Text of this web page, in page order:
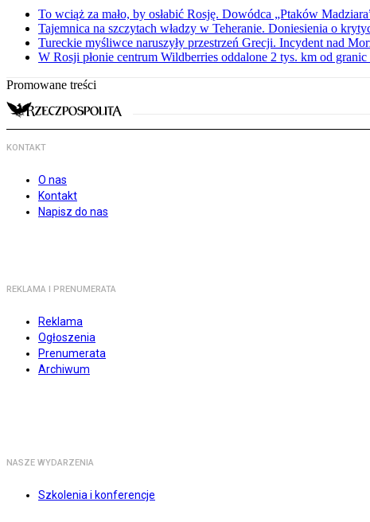
To wciąż za mało, by osłabić Rosję. Dowódca „Ptaków
Tajemnica na szczytach władzy w Teheranie. Doniesienia o
Tureckie myśliwce naruszyły przestrzeń Grecji. Incydent nad
W Rosji płonie centrum Wildberries oddalone 2 tys. km od
Promowane treści
KONTAKT
O nas
Kontakt
Napisz do nas
REKLAMA I PRENUMERATA
Reklama
Ogłoszenia
Prenumerata
Archiwum
NASZE WYDARZENIA
Szkolenia i konferencje